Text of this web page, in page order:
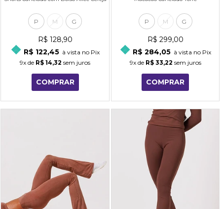
P M G
R$ 128,90
R$ 122,45 à vista no Pix
9x de R$ 14,32 sem juros
COMPRAR
P M G
R$ 299,00
R$ 284,05 à vista no Pix
9xde R$ 33,22 sem juros
COMPRAR